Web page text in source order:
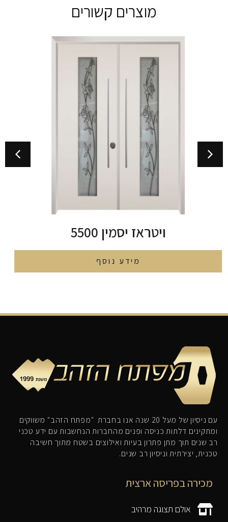
מוצרים קשורים
ויטראז גאומטרי 5514
מידע נוסף
עם ניסיון של מעל 20 שנה אנו בחברת "מפתח הזהב" משווקים
ומתקינים דלתות כניסה ופנים מהחברות הנחשבות עם ידע טכני
רב שנים תוך מתן פתרון בעיות ואילוצים בשטח מתוך חשיבה
טכנית, יצירתית וניסיון רב שנים.
מכירה בפריסה ארצית
אולם תצוגה מרהיב